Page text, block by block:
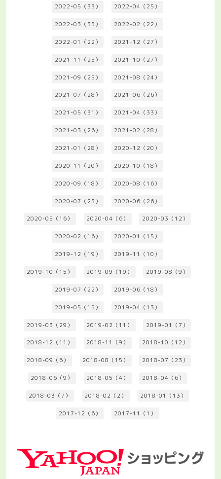
2022-05（33） 2022-04（25）
2022-03（33） 2022-02（22）
2022-01（22） 2021-12（27）
2021-11（25） 2021-10（27）
2021-09（25） 2021-08（24）
2021-07（28） 2021-06（26）
2021-05（31） 2021-04（33）
2021-03（26） 2021-02（28）
2021-01（28） 2020-12（20）
2020-11（20） 2020-10（18）
2020-09（18） 2020-08（16）
2020-07（23） 2020-06（26）
2020-05（16） 2020-04（6） 2020-03（12）
2020-02（16） 2020-01（15）
2019-12（19） 2019-11（10）
2019-10（15） 2019-09（19） 2019-08（9）
2019-07（22） 2019-06（18）
2019-05（15） 2019-04（13）
2019-03（29） 2019-02（11） 2019-01（7）
2018-12（11） 2018-11（9） 2018-10（12）
2018-09（6） 2018-08（15） 2018-07（23）
2018-06（9） 2018-05（4） 2018-04（6）
2018-03（7） 2018-02（2） 2018-01（13）
2017-12（6） 2017-11（1）